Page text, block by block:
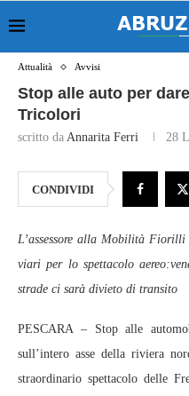
Attualità Avvisi
Stop alle auto per
Tricolori
scritto da Annarita Ferri 28
CONDIVIDI
L’assessore alla Mobilità
viari per lo spettacolo
strade ci sarà divieto di transito
PESCARA – Stop alle
sull’intero asse della riviera
straordinario spettacolo delle